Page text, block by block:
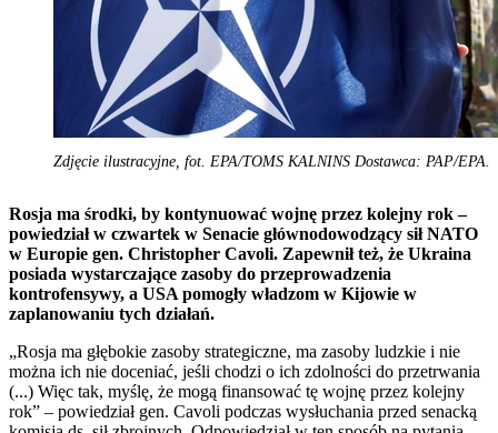
Zdjęcie ilustracyjne, fot. EPA/TOMS KALNINS Dostawca: PAP/EPA.
Rosja ma środki, by kontynuować wojnę przez kolejny rok –
powiedział w czwartek w Senacie głównodowodzący sił NATO
w Europie gen. Christopher Cavoli. Zapewnił też, że Ukraina
posiada wystarczające zasoby do przeprowadzenia
kontrofensywy, a USA pomogły władzom w Kijowie w
zaplanowaniu tych działań.
„Rosja ma głębokie zasoby strategiczne, ma zasoby ludzkie i nie
można ich nie doceniać, jeśli chodzi o ich zdolności do przetrwania
(...) Więc tak, myślę, że mogą finansować tę wojnę przez kolejny
rok” – powiedział gen. Cavoli podczas wysłuchania przed senacką